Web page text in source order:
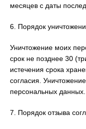
месяцев с даты
6. Порядок
Уничтожение моих
срок не позднее 30
истечения срока
согласия.
персональных данных.
7. Порядок отзыва